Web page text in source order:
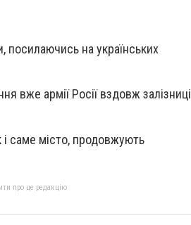
посилаючись на українських
вже армії Росії вздовж залізниці
і саме місто, продовжують
про це редакцію